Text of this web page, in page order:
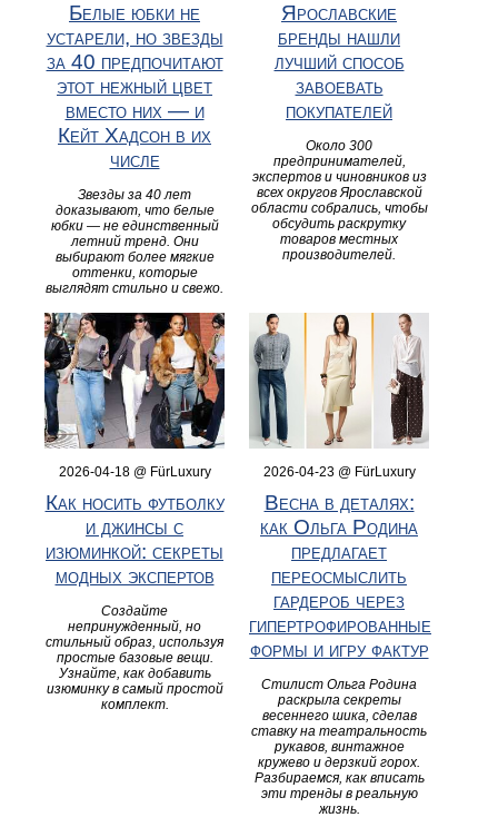
Белые юбки не
устарели, но звезды
за 40 предпочитают
этот нежный цвет
вместо них — и
Кейт Хадсон в их
числе
Звезды за 40 лет
доказывают, что белые
юбки — не единственный
летний тренд. Они
выбирают более мягкие
оттенки, которые
выглядят стильно и свежо.
Ярославские
бренды нашли
лучший способ
завоевать
покупателей
Около 300
предпринимателей,
экспертов и чиновников из
всех округов Ярославской
области собрались, чтобы
обсудить раскрутку
товаров местных
производителей.
2026-04-18 @ FürLuxury
Как носить футболку
и джинсы с
изюминкой: секреты
модных экспертов
Создайте
непринужденный, но
стильный образ, используя
простые базовые вещи.
Узнайте, как добавить
изюминку в самый простой
комплект.
2026-04-23 @ FürLuxury
Весна в деталях:
как Ольга Родина
предлагает
переосмыслить
гардероб через
гипертрофированные
формы и игру фактур
Стилист Ольга Родина
раскрыла секреты
весеннего шика, сделав
ставку на театральность
рукавов, винтажное
кружево и дерзкий горох.
Разбираемся, как вписать
эти тренды в реальную
жизнь.